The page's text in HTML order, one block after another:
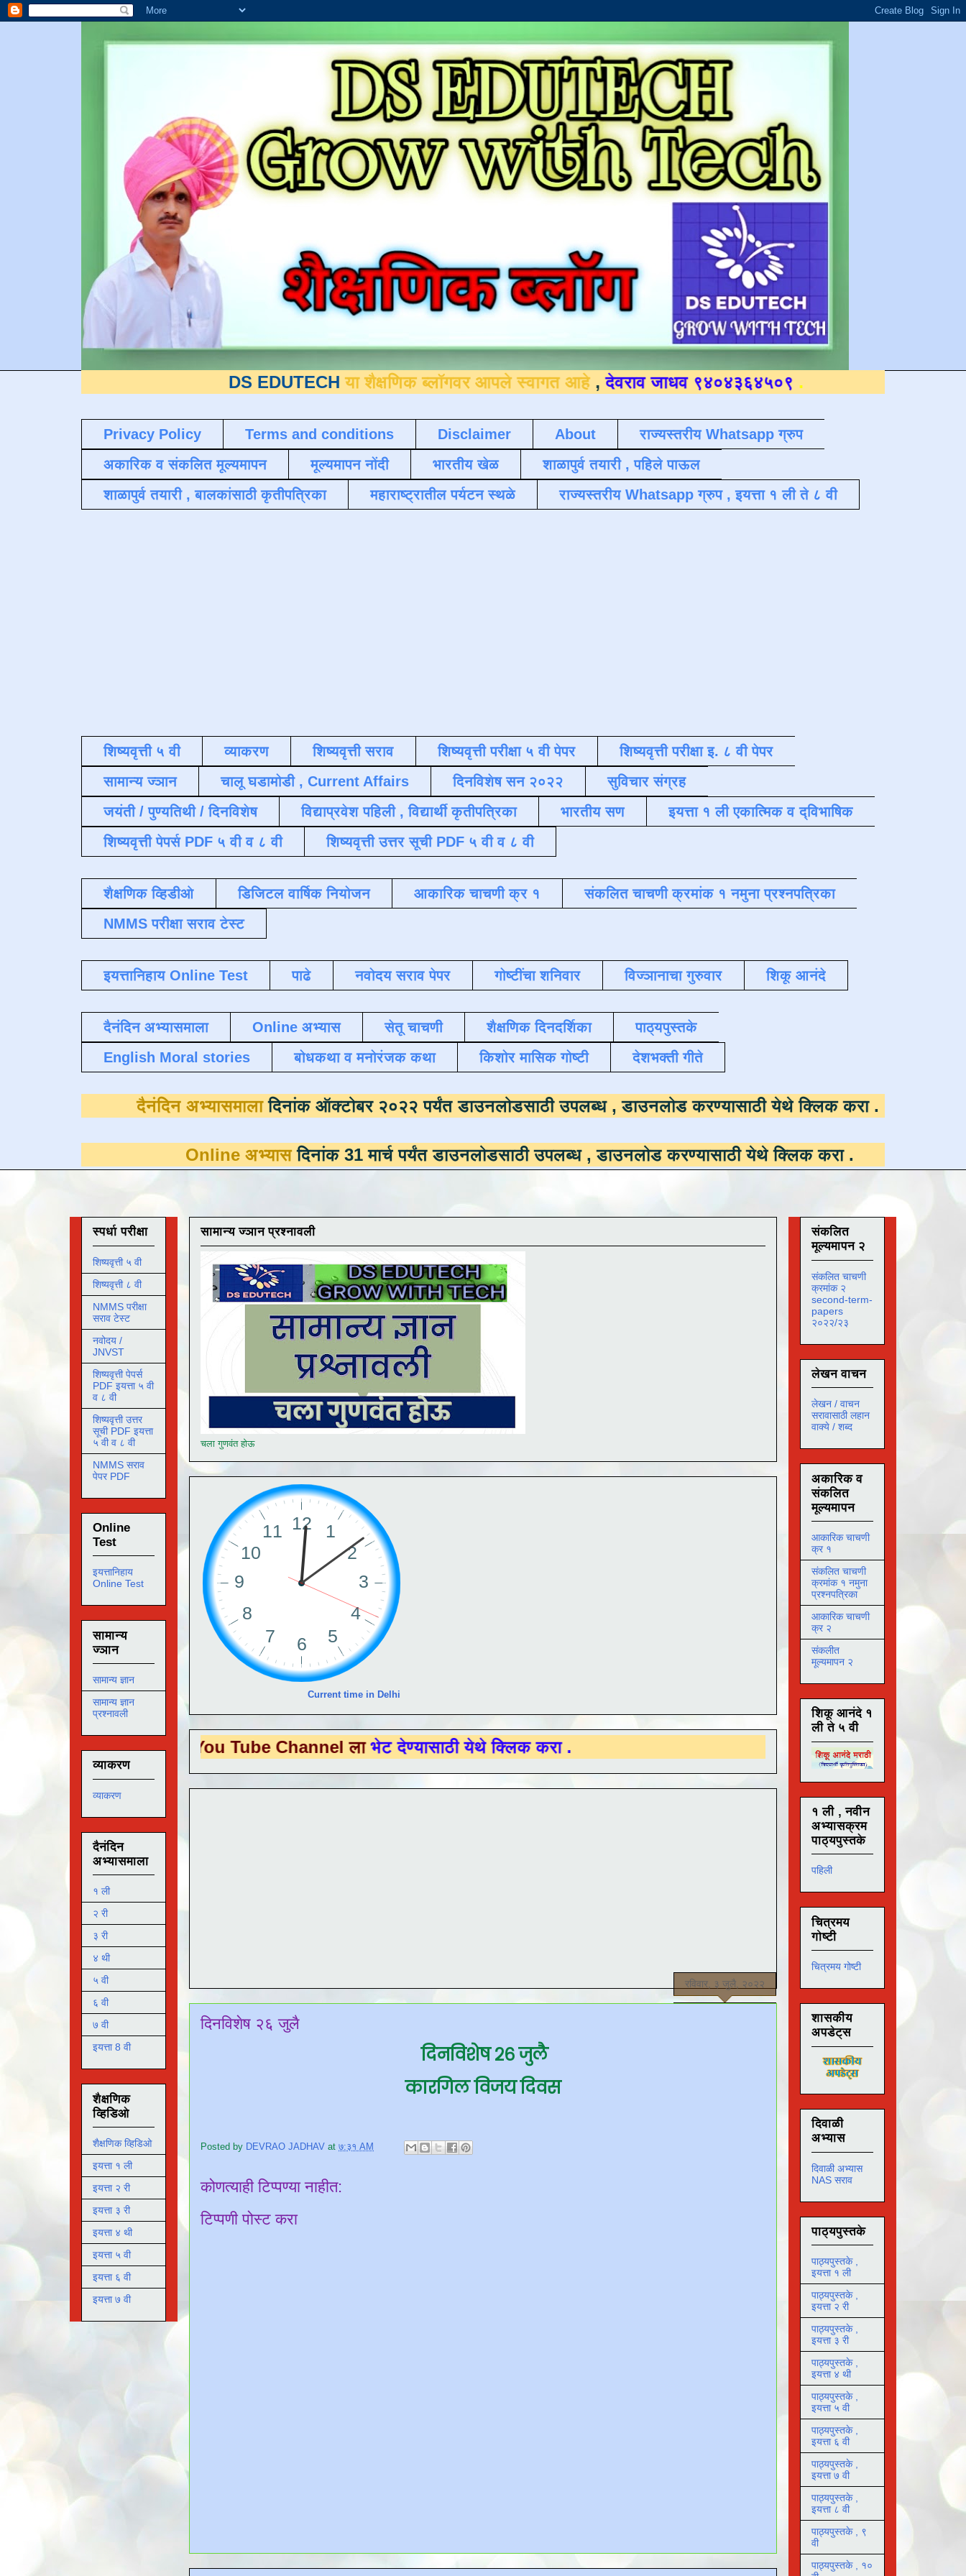
DS EDUTECH या शैक्षणिक ब्लॉगवर आपले स्वागत आहे,देवराव जाधव ९४०४३६४५०९ .
Privacy Policy Terms and conditions Disclaimer About
राज्यस्तरीय Whatsapp ग्रुप
अकारिक व संकलित मूल्यमापन
मूल्यमापन नोंदी भारतीय खेळ
शाळापुर्व तयारी , पहिले पाऊल
शाळापुर्व तयारी , बालकांसाठी कृतीपत्रिका
महाराष्ट्रातील पर्यटन स्थळे राज्यस्तरीय Whatsapp ग्रुप , इयत्ता १ ली ते ८ वी
शिष्यवृत्ती ५ वी व्याकरण शिष्यवृत्ती सराव शिष्यवृत्ती परीक्षा ५ वी पेपर
शिष्यवृत्ती परीक्षा इ. ८ वी पेपर
सामान्य ज्ञान
चालू घडामोडी , Current Affairs दिनविशेष सन २०२२
सुविचार संग्रह
जयंती / पुण्यतिथी / दिनविशेष
विद्याप्रवेश पहिली , विद्यार्थी कृतीपत्रिका भारतीय सण
इयत्ता १ ली एकात्मिक व द्विभाषिक
शिष्यवृत्ती पेपर्स PDF ५ वी व ८ वी
शिष्यवृत्ती उत्तर सूची PDF ५ वी व ८ वी
शैक्षणिक व्हिडीओ डिजिटल वार्षिक नियोजन आकारिक चाचणी क्र १
संकलित चाचणी क्रमांक १ नमुना प्रश्नपत्रिका
NMMS परीक्षा सराव टेस्ट
इयत्तानिहाय Online Test पाढे नवोदय सराव पेपर गोष्टींचा शनिवार विज्ञानाचा गुरुवार शिकू आनंदे
दैनंदिन अभ्यासमाला Online अभ्यास सेतू चाचणी शैक्षणिक दिनदर्शिका
पाठ्यपुस्तके
English Moral stories
बोधकथा व मनोरंजक कथा किशोर मासिक गोष्टी देशभक्ती गीते
दैनंदिन अभ्यासमालादिनांक ऑक्टोबर २०२२ पर्यंत डाउनलोडसाठी उपलब्ध ,डाउनलोड करण्यासाठी येथे क्लिक करा
Online अभ्यासदिनांक 31 मार्च पर्यंत डाउनलोडसाठी उपलब्ध ,डाउनलोड करण्यासाठी येथे क्लिक करा.
सामान्य ज्ञान प्रश्नावली
चला गुणवंत होऊ
Current time in Delhi
EDUTECHया You Tube Channel लाभेट देण्यासाठी येथे क्लिक करा .
रविवार, ३ जुलै, २०२२
दिनविशेष २६ जुलै
दिनविशेष २६ जुलै
कारगिल विजय दिवस
Posted by DEVRAO JADHAV at ७:३१ AM
कोणत्याही टिप्पण्‍या नाहीत:
टिप्पणी पोस्ट करा
स्पर्धा परीक्षा
शिष्यवृत्ती ५ वी
शिष्यवृत्ती ८ वी
NMMS परीक्षा
सराव टेस्ट
नवोदय /
JNVST
शिष्यवृत्ती पेपर्स
PDF इयत्ता ५ वी
व ८ वी
शिष्यवृत्ती उत्तर
सूची PDF इयत्ता
५ वी व ८ वी
NMMS सराव
पेपर PDF
Online
Test
इयत्तानिहाय
Online Test
सामान्य
ज्ञान
सामान्य ज्ञान
सामान्य ज्ञान
प्रश्नावली
व्याकरण
व्याकरण
दैनंदिन
अभ्यासमाला
१ ली
२ री
३ री
४ थी
५ वी
६ वी
७ वी
इयत्ता 8 वी
शैक्षणिक
व्हिडिओ
शैक्षणिक व्हिडिओ
इयत्ता १ ली
इयत्ता २ री
इयत्ता ३ री
इयत्ता ४ थी
इयत्ता ५ वी
इयत्ता ६ वी
इयत्ता ७ वी
संकलित
मूल्यमापन २
संकलित चाचणी
क्रमांक २
second-term-
papers
२०२२/२३
लेखन वाचन
लेखन / वाचन
सरावासाठी लहान
वाक्ये / शब्द
अकारिक व
संकलित
मूल्यमापन
आकारिक चाचणी
क्र १
संकलित चाचणी
क्रमांक १ नमुना
प्रश्नपत्रिका
आकारिक चाचणी
क्र २
संकलीत
मूल्यमापन २
शिकू आनंदे १
ली ते ५ वी
१ ली , नवीन
अभ्यासक्रम
पाठ्यपुस्तके
पहिली
चित्रमय
गोष्टी
चित्रमय गोष्टी
शासकीय
अपडेट्स
दिवाळी
अभ्यास
दिवाळी अभ्यास
NAS सराव
पाठ्यपुस्तके
पाठ्यपुस्तके ,
इयत्ता १ ली
पाठ्यपुस्तके ,
इयत्ता २ री
पाठ्यपुस्तके ,
इयत्ता ३ री
पाठ्यपुस्तके ,
इयत्ता ४ थी
पाठ्यपुस्तके ,
इयत्ता ५ वी
पाठ्यपुस्तके ,
इयत्ता ६ वी
पाठ्यपुस्तके ,
इयत्ता ७ वी
पाठ्यपुस्तके ,
इयत्ता ८ वी
पाठ्यपुस्तके , ९
वी
पाठ्यपुस्तके , १०